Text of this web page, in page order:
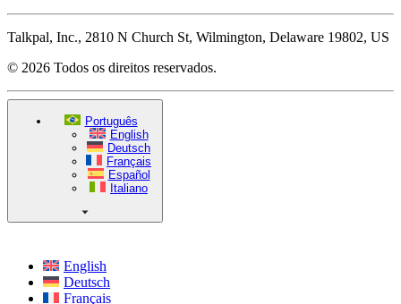
Talkpal, Inc., 2810 N Church St, Wilmington, Delaware 19802, US
© 2026 Todos os direitos reservados.
Português
English
Deutsch
Français
Español
Italiano
English
Deutsch
Français